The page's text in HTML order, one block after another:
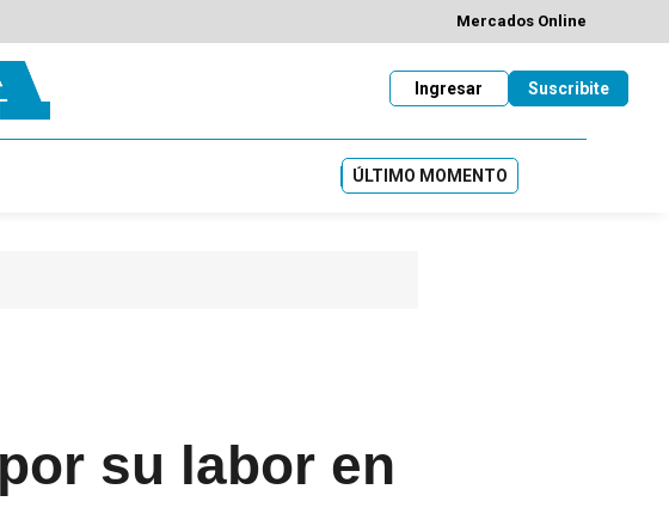
Mercados Online
Suscribite
Ingresar
ÚLTIMO MOMENTO
su labor en